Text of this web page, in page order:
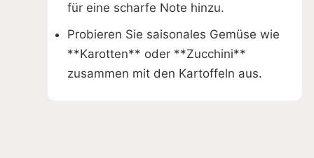
für eine scharfe Note hinzu.
Probieren Sie saisonales Gemüse wie
**Karotten** oder **Zucchini**
zusammen mit den Kartoffeln aus.